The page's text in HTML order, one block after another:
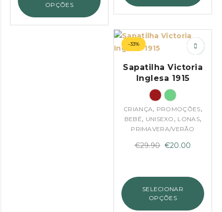
OPÇÕES
–33%
Sapatilha Victoria
Inglesa 1915
CRIANÇA, PROMOÇÕES,
BEBÉ, UNISEXO , LONAS,
PRIMAVERA/VERÃO
€29.90 O
€29.90.
€20.00
é:
€20.00.
SELECIONAR
OPÇÕES